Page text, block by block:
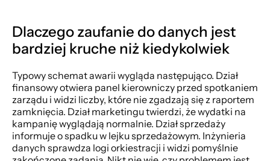
Dlaczego zaufanie do danych jest
bardziej kruche niż kiedykolwiek
Typowy schemat awarii wygląda następująco. Dział
finansowy otwiera panel kierowniczy przed spotkaniem
zarządu i widzi liczby, które nie zgadzają się z raportem
zamknięcia. Dział marketingu twierdzi, że wydatki na
kampanię wyglądają normalnie. Dział sprzedaży
informuje o spadku w lejku sprzedażowym. Inżynieria
danych sprawdza logi orkiestracji i widzi pomyślnie